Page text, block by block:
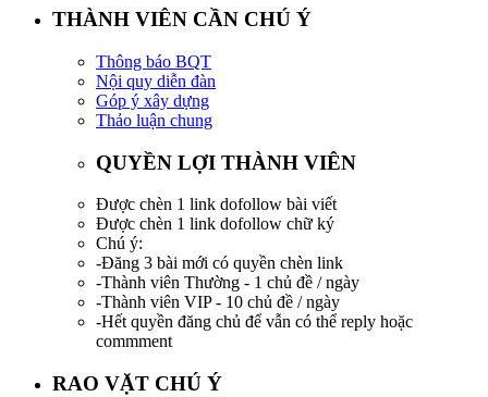
THÀNH VIÊN CẦN CHÚ Ý
Thông báo BQT
Nội quy diễn đàn
Góp ý xây dựng
Thảo luận chung
QUYỀN LỢI THÀNH VIÊN
Được chèn 1 link dofollow bài viết
Được chèn 1 link dofollow chữ ký
Chú ý:
-Đăng 3 bài mới có quyền chèn link
-Thành viên Thường - 1 chủ đề / ngày
-Thành viên VIP - 10 chủ đề / ngày
-Hết quyền đăng chủ để vẫn có thể reply hoặc
commment
RAO VẶT CHÚ Ý